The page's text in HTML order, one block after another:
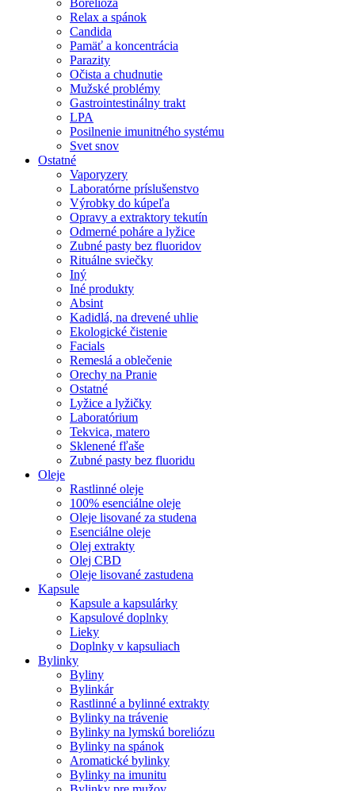
Relax a spánok
Candida
Pamäť a koncentrácia
Parazity
Očista a chudnutie
Mužské problémy
Gastrointestinálny trakt
LPA
Posilnenie imunitného systému
Svet snov
Ostatné
Vaporyzery
Laboratórne príslušenstvo
Výrobky do kúpeľa
Opravy a extraktory tekutín
Odmerné poháre a lyžice
Zubné pasty bez fluoridov
Rituálne sviečky
Iný
Iné produkty
Absint
Kadidlá, na drevené uhlie
Ekologické čistenie
Facials
Remeslá a oblečenie
Orechy na Pranie
Ostatné
Lyžice a lyžičky
Laboratórium
Tekvica, matero
Sklenené fľaše
Zubné pasty bez fluoridu
Oleje
Rastlinné oleje
100% esenciálne oleje
Oleje lisované za studena
Esenciálne oleje
Olej extrakty
Olej CBD
Oleje lisované zastudena
Kapsule
Kapsule a kapsulárky
Kapsulové doplnky
Lieky
Doplnky v kapsuliach
Bylinky
Byliny
Bylinkár
Rastlinné a bylinné extrakty
Bylinky na trávenie
Bylinky na lymskú boreliózu
Bylinky na spánok
Aromatické bylinky
Bylinky na imunitu